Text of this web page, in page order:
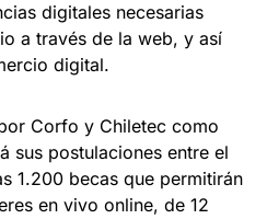
digitales necesarias
a través de la web, y así
digital.
Corfo y Chiletec como
sus postulaciones entre el
1.200 becas que permitirán
en vivo online, de 12